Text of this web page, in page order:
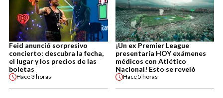
Feid anunció sorpresivo
concierto: descubra la fecha,
el lugar y los precios de las
boletas
Hace3 horas
¡Un ex Premier League
presentaría HOY exámenes
médicos con Atlético
Nacional! Esto se reveló
Hace5 horas